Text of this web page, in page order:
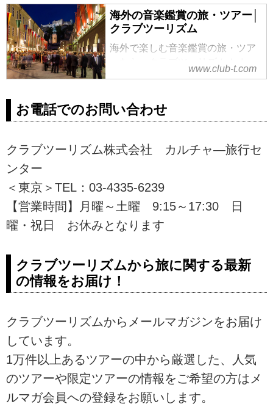
と、その歴史あるザルツブルク音
楽祭の歩みをご紹介します。世界
最高峰の指揮者やオーケストラが
集う今夏の注目公演情報もあわせ
てお伝えします。憧れの音楽体験
が叶う特別ツアーの見どころもお
覧ください♪
海外の音楽鑑賞の旅・ツアー│
クラブツーリズム
海外で楽しむ音楽鑑賞の旅・ツア
ーなら、クラブツーリズム！オー
ケストラ、イベント、クラシッ
を愉しみましょう。添乗員同行ツ
アーや講師同行ツアーもご用意。
www.club-t.com
お電話でのお問い合わせ
クラブツーリズム株式会社 カルチャ―旅行セ
ンター
＜東京＞TEL：03-4335-6239
【営業時間】月曜～土曜 9:15～17:30 日
曜・祝日 お休みとなります
クラブツーリズムから旅に関する最新
の情報をお届け！
クラブツーリズムからメールマガジンをお届け
しています。
1万件以上あるツアーの中から厳選した、人気
のツアーや限定ツアーの情報をご希望の方はメ
ルマガ会員への登録をお願いします。